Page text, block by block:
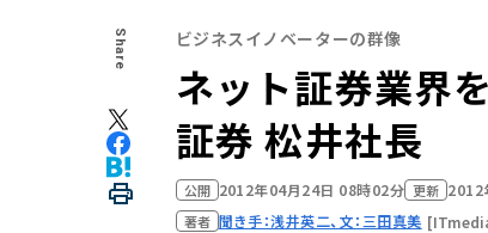
Share ビジネスイノベーターの群像
ネット証券業界
証券 松井社長
公開 2012年04月24日 08時02分 更新 2012
著者 聞き手：浅井英二、文：三田真美